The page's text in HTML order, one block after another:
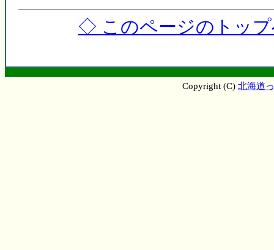
◇ このページのトッ
Copyright (C) 北海道